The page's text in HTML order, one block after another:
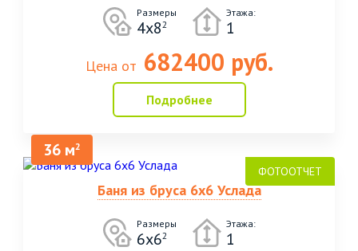
Размеры
4х82
Этажа:
1
Цена от 682400 руб.
Подробнее
36 м2
Баня из бруса 6х6 Услада
Размеры
6х62
Этажа:
1